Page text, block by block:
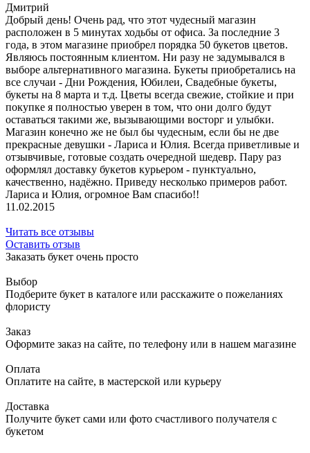
Дмитрий
Добрый день! Очень рад, что этот чудесный магазин
расположен в 5 минутах ходьбы от офиса. За последние 3
года, в этом магазине приобрел порядка 50 букетов цветов.
Являюсь постоянным клиентом. Ни разу не задумывался в
выборе альтернативного магазина. Букеты приобретались на
все случаи - Дни Рождения, Юбилеи, Свадебные букеты,
букеты на 8 марта и т.д. Цветы всегда свежие, стойкие и при
покупке я полностью уверен в том, что они долго будут
оставаться такими же, вызывающими восторг и улыбки.
Магазин конечно же не был бы чудесным, если бы не две
прекрасные девушки - Лариса и Юлия. Всегда приветливые и
отзывчивые, готовые создать очередной шедевр. Пару раз
оформлял доставку букетов курьером - пунктуально,
качественно, надёжно. Приведу несколько примеров работ.
Лариса и Юлия, огромное Вам спасибо!!
11.02.2015
Читать все отзывы
Оставить отзыв
Заказать букет очень просто
Выбор
Подберите букет в каталоге или расскажите о пожеланиях
флористу
Заказ
Оформите заказ на сайте, по телефону или в нашем магазине
Оплата
Оплатите на сайте, в мастерской или курьеру
Доставка
Получите букет сами или фото счастливого получателя с
букетом